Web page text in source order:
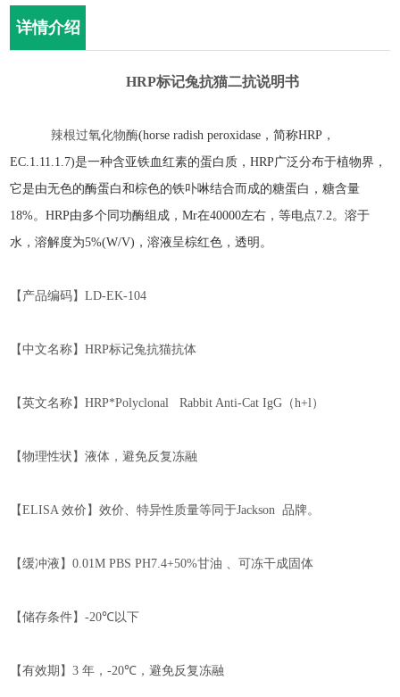
详情介绍
HRP标记兔抗猫二抗说明书
辣根过氧化物酶(horse radish peroxidase ，简称HRP ，
EC.1.11.1.7)是一种含亚铁血红素的蛋白质，HRP广泛分布于植物界，
它是由无色的酶蛋白和棕色的铁卟啉结合而成的糖蛋白，糖含量
18%。HRP由多个同功酶组成，Mr在40000左右，等电点7.2。溶于
水，溶解度为5%(W/V) ，溶液呈棕红色，透明。
【产品编码】LD-EK-104
【中文名称】HRP标记兔抗猫抗体
【英文名称】HRP*Polyclonal Rabbit Anti-Cat IgG （h+l）
【物理性状】液体，避免反复冻融
【ELISA效价】效价、特异性质量等同于Jackson品牌。
【缓冲液】0.01M PBS PH7.4+50%甘油 、可冻干成固体
【储存条件】-20℃以下
【有效期】3年，-20℃ ，避免反复冻融